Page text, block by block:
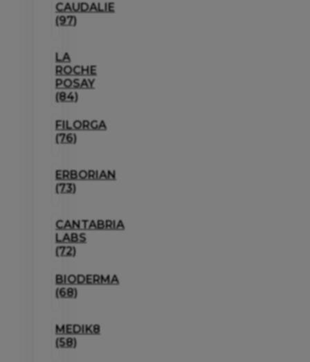
CAUDALIE
(97)
LA
ROCHE
POSAY
(84)
FILORGA
(76)
ERBORIAN
(73)
CANTABRIA
LABS
(72)
BIODERMA
(68)
MEDIK8
(58)